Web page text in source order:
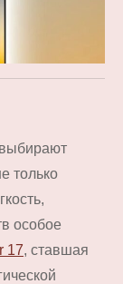
только
особое
17, ставшая